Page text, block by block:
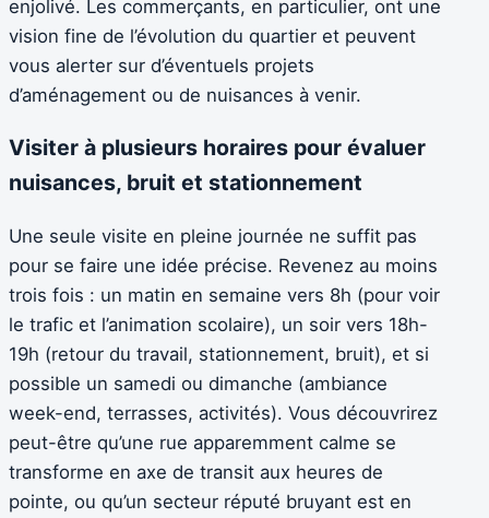
enjolivé. Les commerçants, en particulier, ont une
vision fine de l’évolution du quartier et peuvent
vous alerter sur d’éventuels projets
d’aménagement ou de nuisances à venir.
Visiter à plusieurs horaires pour évaluer
nuisances, bruit et stationnement
Une seule visite en pleine journée ne suffit pas
pour se faire une idée précise. Revenez au moins
trois fois : un matin en semaine vers 8h (pour voir
le trafic et l’animation scolaire), un soir vers 18h-
19h (retour du travail, stationnement, bruit), et si
possible un samedi ou dimanche (ambiance
week-end, terrasses, activités). Vous découvrirez
peut-être qu’une rue apparemment calme se
transforme en axe de transit aux heures de
pointe, ou qu’un secteur réputé bruyant est en